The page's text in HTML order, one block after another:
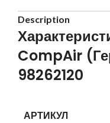
Description
CompAir
98262120
АРТИКУЛ